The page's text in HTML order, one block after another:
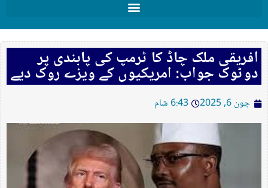
افریقی ملک چاڈ کا ٹرمپ کی پابندی پر
دوٹوک جواب: امریکیوں کے ویزے روک دیے
جون 6, 2025 6:43 شام